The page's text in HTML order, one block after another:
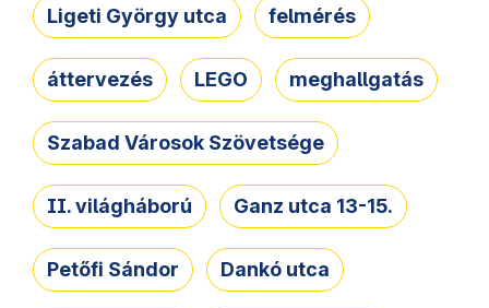
Ligeti György utca felmérés
áttervezés LEGO meghallgatás
Szabad Városok Szövetsége
II. világháború Ganz utca 13-15.
Petőfi Sándor Dankó utca